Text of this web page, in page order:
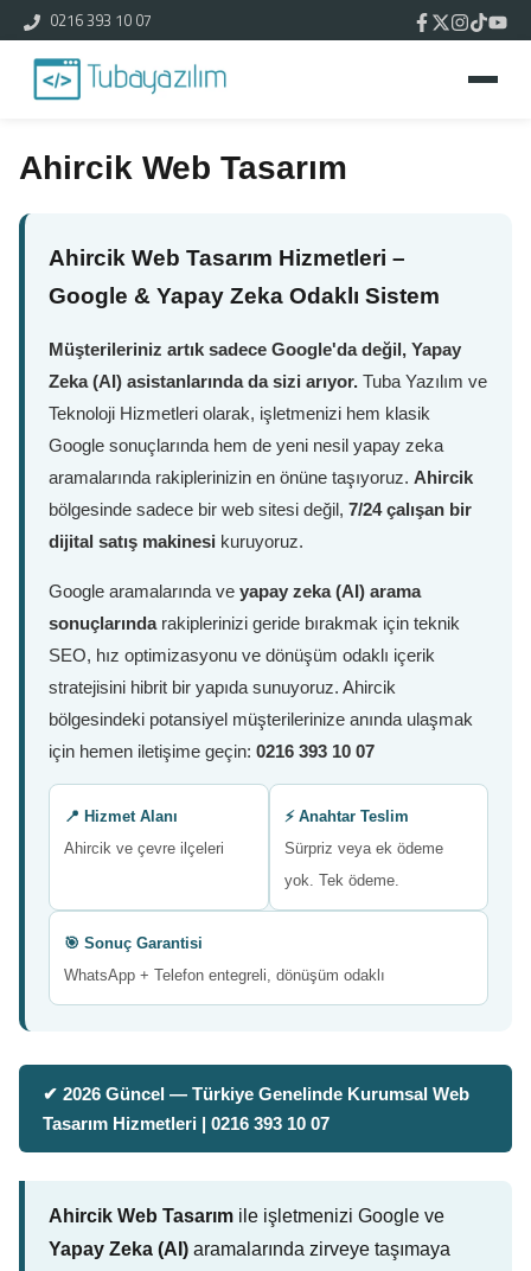
0216 393 10 07
Ahircik Web Tasarım
Ahircik Web Tasarım Hizmetleri –
Google & Yapay Zeka Odaklı Sistem
Müşterileriniz artık sadece Google'da değil, Yapay
Zeka (AI) asistanlarında da sizi arıyor. Tuba Yazılım ve
Teknoloji Hizmetleri olarak, işletmenizi hem klasik
Google sonuçlarında hem de yeni nesil yapay zeka
aramalarında rakiplerinizin en önüne taşıyoruz. Ahircik
bölgesinde sadece bir web sitesi değil, 7/24 çalışan bir
dijital satış makinesi kuruyoruz.
Google aramalarında ve yapay zeka (AI) arama
sonuçlarındarakiplerinizi geride bırakmak için teknik
SEO, hız optimizasyonu ve dönüşüm odaklı içerik
stratejisini hibrit bir yapıda sunuyoruz. Ahircik
bölgesindeki potansiyel müşterilerinize anında ulaşmak
için hemen iletişime geçin: 0216 393 10 07
📍 Hizmet Alanı
Ahircik ve çevre ilçeleri
⚡ Anahtar Teslim
Sürpriz veya ek ödeme
yok. Tek ödeme.
🎯 Sonuç Garantisi
WhatsApp + Telefon entegreli, dönüşüm odaklı
✔ 2026 Güncel — Türkiye Genelinde Kurumsal Web
Tasarım Hizmetleri | 0216 393 10 07
Ahircik Web Tasarım ile işletmenizi Google ve
Yapay Zeka (AI) aramalarında zirveye taşımaya